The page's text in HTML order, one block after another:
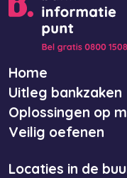
Home
Uitleg bankzaken
Oplossingen op
Veilig oefenen
Locaties in de